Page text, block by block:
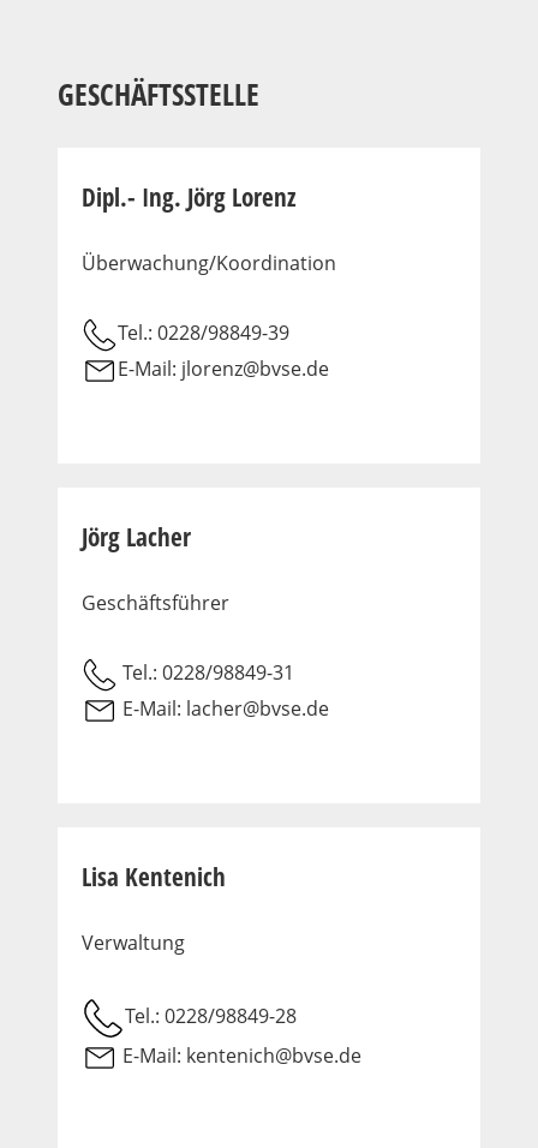
GESCHÄFTSSTELLE
Dipl.- Ing. Jörg Lorenz
Überwachung/Koordination
Tel.: 0228/98849-39
E-Mail: jlorenz@bvse.de
Jörg Lacher
Geschäftsführer
Tel.: 0228/98849-31
E-Mail: lacher@bvse.de
Lisa Kentenich
Verwaltung
Tel.: 0228/98849-28
E-Mail: kentenich@bvse.de